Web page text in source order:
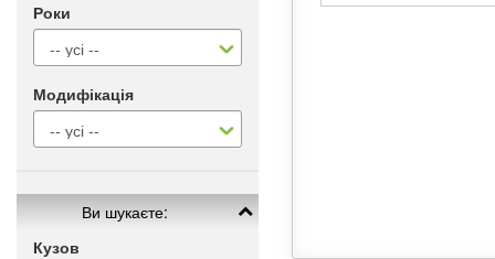
Роки
Модифікація
Ви шукаєте:
Кузов